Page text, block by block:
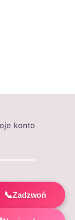
konto
📞Zadzwoń